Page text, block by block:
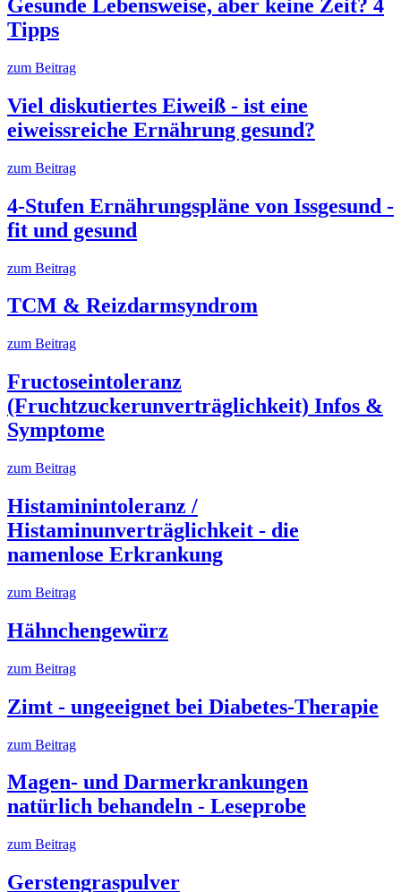
Gesunde Lebensweise, aber keine Zeit? 4
Tipps
zum Beitrag
Viel diskutiertes Eiweiß - ist eine
eiweissreiche Ernährung gesund?
zum Beitrag
4-Stufen Ernährungspläne von Issgesund -
fit und gesund
zum Beitrag
TCM & Reizdarmsyndrom
zum Beitrag
Fructoseintoleranz
(Fruchtzuckerunverträglichkeit) Infos &
Symptome
zum Beitrag
Histaminintoleranz /
Histaminunverträglichkeit - die
namenlose Erkrankung
zum Beitrag
Hähnchengewürz
zum Beitrag
Zimt - ungeeignet bei Diabetes-Therapie
zum Beitrag
Magen- und Darmerkrankungen
natürlich behandeln - Leseprobe
zum Beitrag
Gerstengraspulver